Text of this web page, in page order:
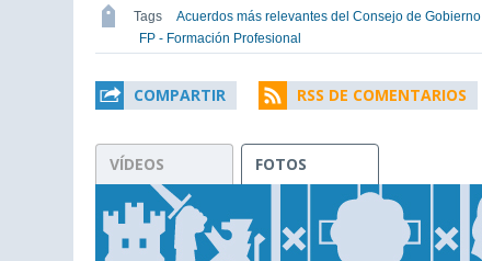
Tags Acuerdos más relevantes del Consejo de Gobierno
FP - Formación Profesional
COMPARTIR RSS DE COMENTARIOS
VÍDEOS FOTOS